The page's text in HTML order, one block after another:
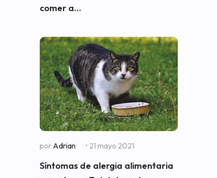
comer a...
por Adrian • 21 mayo 2021
Síntomas de alergia alimentaria